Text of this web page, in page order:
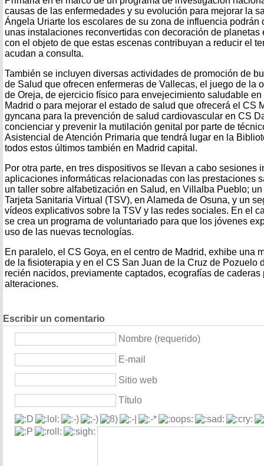
causas de las enfermedades y su evolución para mejorar la
Ángela Uriarte los escolares de su zona de influencia podrán
unas instalaciones reconvertidas con decoración de
con el objeto de que estas escenas contribuyan a reducir el
acudan a consulta.
También se incluyen diversas actividades de promoción de
de Salud que ofrecen enfermeras de Vallecas, el juego de la
de Oreja, de ejercicio físico para envejecimiento saludable
Madrid o para mejorar el estado de salud que ofrecerá el CS
gyncana para la prevención de salud cardiovascular en CS
concienciar y prevenir la mutilación genital por parte de
Asistencial de Atención Primaria que tendrá lugar en la
todos estos últimos también en Madrid capital.
Por otra parte, en tres dispositivos se llevan a cabo sesiones
aplicaciones informáticas relacionadas con las prestaciones
un taller sobre alfabetización en Salud, en Villalba Pueblo;
Tarjeta Sanitaria Virtual (TSV), en Alameda de Osuna, y un
vídeos explicativos sobre la TSV y las redes sociales. En el
se crea un programa de voluntariado para que los jóvenes
uso de las nuevas tecnologías.
En paralelo, el CS Goya, en el centro de Madrid, exhibe una
de la fisioterapia y en el CS San Juan de la Cruz de Pozuelo
recién nacidos, previamente captados, ecografías de
alteraciones.
Escribir un comentario
Nombre (requerido)
E-mail
Sitio web
Título